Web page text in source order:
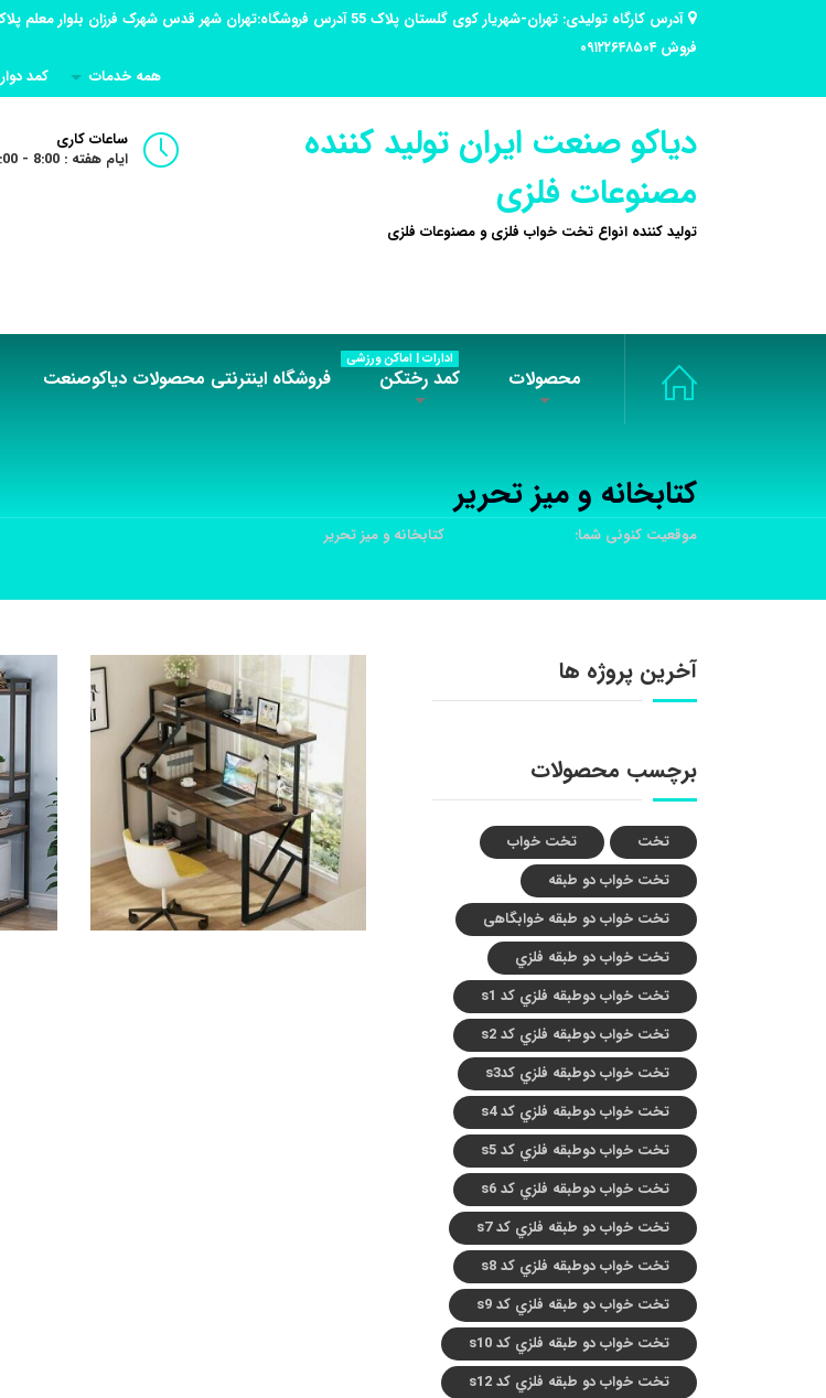
فروش ۰۹۱۲۲۶۴۸۵۰۴
همه خدمات
کمد دوار
دیاکو صنعت ایران تولید کننده
مصنوعات فلزی
تولید کننده انواع تخت خواب فلزی و مصنوعات فلزی
ساعات کاری
ایام هفته : 8:00 - 18:00
محصولات کمد رختکن
ادارات | اماکن ورزشی
فروشگاه اینترنتی محصولات دیاکوصنعت
کتابخانه و ميز تحرير
موقعیت کنونی شما: کتابخانه و ميز تحرير
آخرین پروژه ها
برچسب محصولات
تخت
تخت خواب
تخت خواب دو طبقه
تخت خواب دو طبقه خوابگاهی
تخت خواب دو طبقه فلزي
تخت خواب دوطبقه فلزي کد s1
تخت خواب دوطبقه فلزي کد s2
تخت خواب دوطبقه فلزي کدs3
تخت خواب دوطبقه فلزي کد s4
تخت خواب دوطبقه فلزي کد s5
تخت خواب دوطبقه فلزي کد s6
تخت خواب دو طبقه فلزي کد s7
تخت خواب دوطبقه فلزي کد s8
تخت خواب دو طبقه فلزي کد s9
تخت خواب دو طبقه فلزي کد s10
تخت خواب دو طبقه فلزي کد s12